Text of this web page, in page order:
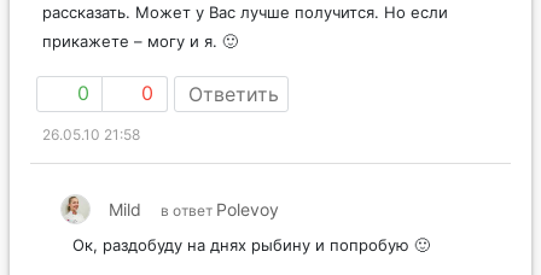
рассказать. Может у Вас лучше получится. Но если
прикажете – могу и я. 🙂
0 0 Ответить
26.05.10 21:58
Mild в ответ Polevoy
Ок, раздобуду на днях рыбину и попробую 🙂